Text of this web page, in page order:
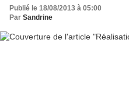
Publié le 18/08/2013 à 05:00
Par Sandrine